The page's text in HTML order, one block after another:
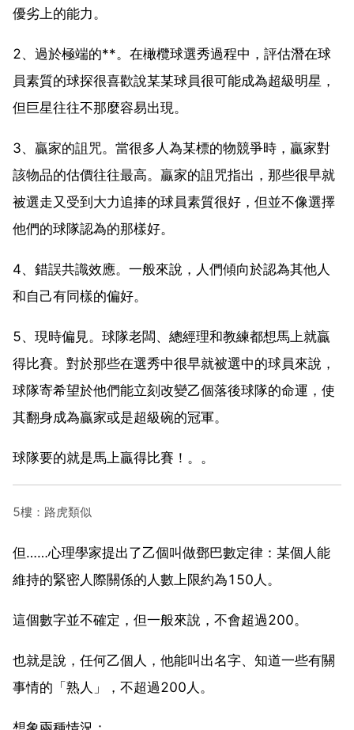
優劣上的能力。
2、過於極端的**。在橄欖球選秀過程中，評估潛在球
員素質的球探很喜歡說某某球員很可能成為超級明星，
但巨星往往不那麼容易出現。
3、贏家的詛咒。當很多人為某標的物競爭時，贏家對
該物品的估價往往最高。贏家的詛咒指出，那些很早就
被選走又受到大力追捧的球員素質很好，但並不像選擇
他們的球隊認為的那樣好。
4、錯誤共識效應。一般來說，人們傾向於認為其他人
和自己有同樣的偏好。
5、現時偏見。球隊老闆、總經理和教練都想馬上就贏
得比賽。對於那些在選秀中很早就被選中的球員來說，
球隊寄希望於他們能立刻改變乙個落後球隊的命運，使
其翻身成為贏家或是超級碗的冠軍。
球隊要的就是馬上贏得比賽！。。
5樓：路虎類似
但……心理學家提出了乙個叫做鄧巴數定律：某個人能
維持的緊密人際關係的人數上限約為150人。
這個數字並不確定，但一般來說，不會超過200。
也就是說，任何乙個人，他能叫出名字、知道一些有關
事情的「熟人」，不超過200人。